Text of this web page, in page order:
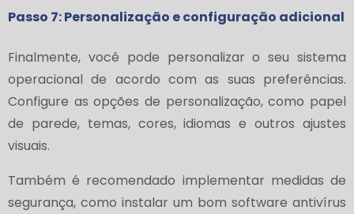
Passo 7: Personalização e configuração adicional
Finalmente, você pode personalizar o seu sistema
operacional de acordo com as suas preferências.
Configure as opções de personalização, como papel
de parede, temas, cores, idiomas e outros ajustes
visuais.
Também é recomendado implementar medidas de
segurança, como instalar um bom software antivírus